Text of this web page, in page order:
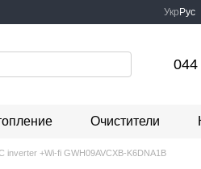
Укр Рус
044
Очистители
inverter +Wi-fi GWH09AVCXB-K6DNA1B